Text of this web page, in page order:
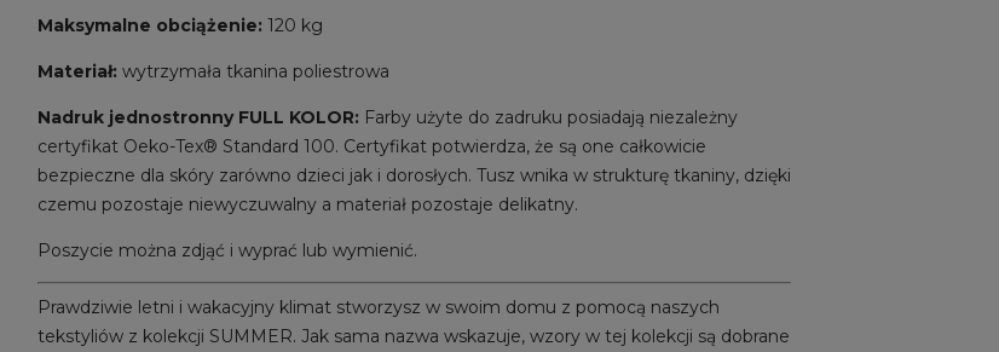
Maksymalne obciążenie: 120 kg
Materiał: wytrzymała tkanina poliestrowa
Nadruk jednostronny FULL KOLOR: Farby użyte do zadruku posiadają niezależny
certyfikat Oeko-Tex® Standard 100. Certyfikat potwierdza, że są one całkowicie
bezpieczne dla skóry zarówno dzieci jak i dorosłych. Tusz wnika w strukturę tkaniny, dzięki
czemu pozostaje niewyczuwalny a materiał pozostaje delikatny.
Poszycie można zdjąć i wyprać lub wymienić.
Prawdziwie letni i wakacyjny klimat stworzysz w swoim domu z pomocą naszych
tekstyliów z kolekcji SUMMER. Jak sama nazwa wskazuje, wzory w tej kolekcji są dobrane